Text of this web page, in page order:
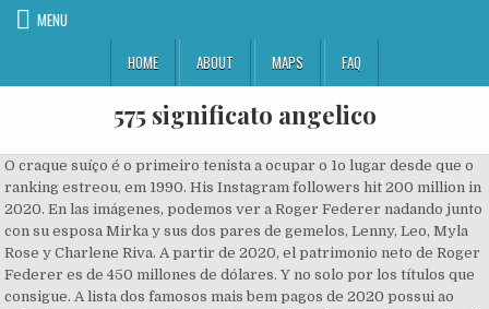
MENU
HOME
ABOUT MAPS FAQ
575 significato angelico
O craque suíço é o primeiro tenista a ocupar o 1o lugar desde que o
ranking estreou, em 1990. His Instagram followers hit 200 million in
2020. En las imágenes, podemos ver a Roger Federer nadando junto
con su esposa Mirka y sus dos pares de gemelos, Lenny, Leo, Myla
Rose y Charlene Riva. A partir de 2020, el patrimonio neto de Roger
Federer es de 450 millones de dólares. Y no solo por los títulos que
consigue. A lista dos famosos mais bem pagos de 2020 possui ao